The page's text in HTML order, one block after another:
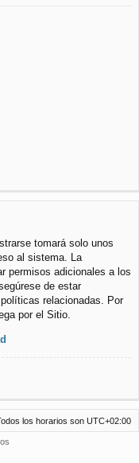
tomará solo unos
al sistema. La
permisos adicionales a los
de estar
relacionadas. Por
por el Sitio.
los horarios son UTC+02:00